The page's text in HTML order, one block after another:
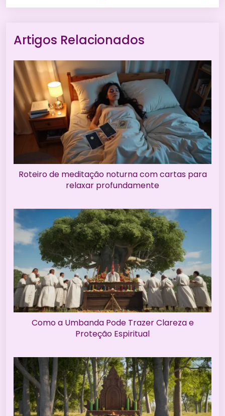
Artigos Relacionados
Roteiro de meditação noturna com cartas para
relaxar profundamente
Como a Umbanda Pode Trazer Clareza e
Proteção Espiritual